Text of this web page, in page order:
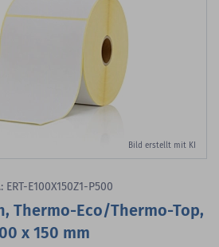
Bild erstellt mit KI
ERT-E100X150Z1-P500
Thermo-Eco/Thermo-Top,
x 150 mm